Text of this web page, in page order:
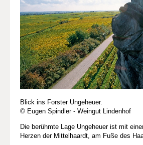
Blick ins Forster Ungeheuer.
© Eugen Spindler - Weingut Lindenhof
Die berühmte Lage Ungeheuer ist mit
Herzen der Mittelhaardt, am Fuße des